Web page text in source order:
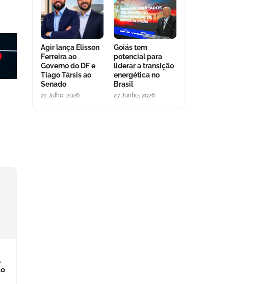
Agir lança Elisson
Ferreira ao
Governo do DF e
Tiago Társis ao
Senado
21 Julho, 2026
Goiás tem
potencial para
liderar a transição
energética no
Brasil
27 Junho, 2026